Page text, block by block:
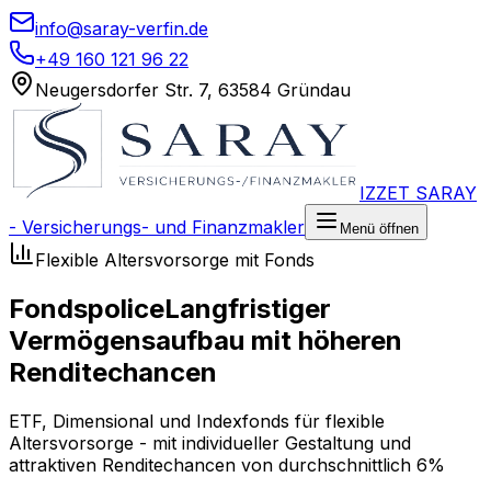
info@saray-verfin.de
+49 160 121 96 22
Neugersdorfer Str. 7, 63584 Gründau
IZZET SARAY
- Versicherungs- und Finanzmakler
Menü öffnen
Flexible Altersvorsorge mit Fonds
FondspoliceLangfristiger
Vermögensaufbau mit höheren
Renditechancen
ETF, Dimensional und Indexfonds für flexible
Altersvorsorge - mit individueller Gestaltung und
attraktiven Renditechancen von durchschnittlich 6%